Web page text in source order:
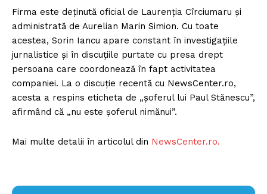
Firma este deținută oficial de Laurenția Cîrciumaru și
administrată de Aurelian Marin Simion. Cu toate
acestea, Sorin Iancu apare constant în investigațiile
jurnalistice și în discuțiile purtate cu presa drept
persoana care coordonează în fapt activitatea
companiei. La o discuție recentă cu NewsCenter.ro,
acesta a respins eticheta de „șoferul lui Paul Stănescu”,
afirmând că „nu este șoferul nimănui”.
Mai multe detalii în articolul din NewsCenter.ro.